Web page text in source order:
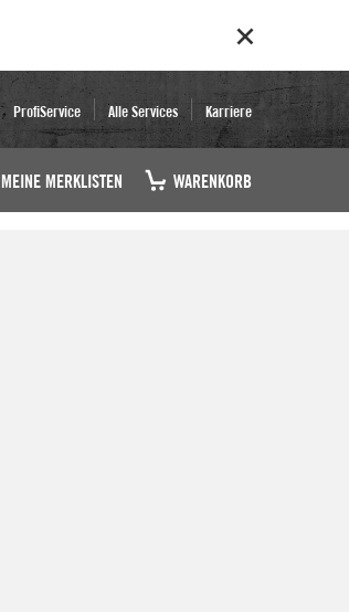
ProfiService Alle Services Karriere
MEINE MERKLISTEN WARENKORB